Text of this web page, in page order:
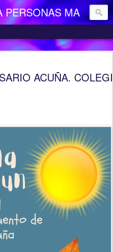
CENTRO DE DIA PARA PERSONAS MAYORES DEPENDIENTES "LA CAMOCHA"
ACUÑA.